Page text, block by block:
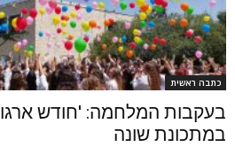
כתבה ראשית
בעקבות המלחמה: 'חודש
במתכונת שונה